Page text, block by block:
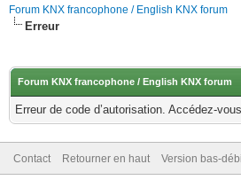
Forum KNX francophone / English KNX forum
Erreur
Forum KNX francophone / English KNX forum
Erreur de code d’autorisation. Accédez-
Contact Retourner en haut Version bas-